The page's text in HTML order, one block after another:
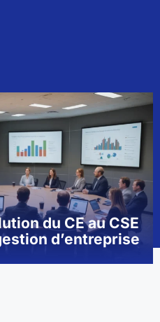
du CE au CSE
d’entreprise